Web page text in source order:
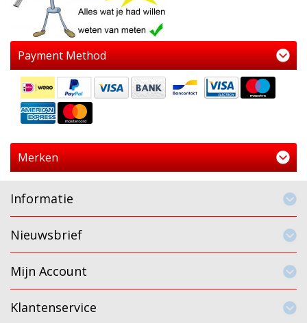
Payment Method
Merken
Informatie
Nieuwsbrief
Mijn Account
Klantenservice